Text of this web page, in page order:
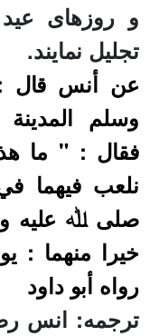
و روزهای
تجلیل نمایند.
عن أنس قال
وسلم
فقال : " ما
نلعب فيهما
صلى ﷲ عليه
خيرا منهما :
رواه أبو داود
ترجمه: انس